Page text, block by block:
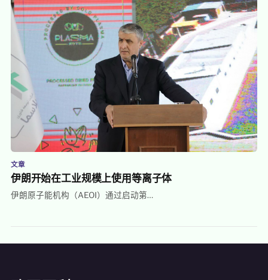
文章
伊朗开始在工业规模上使用等离子体
伊朗原子能机构（AEOI）通过启动第…